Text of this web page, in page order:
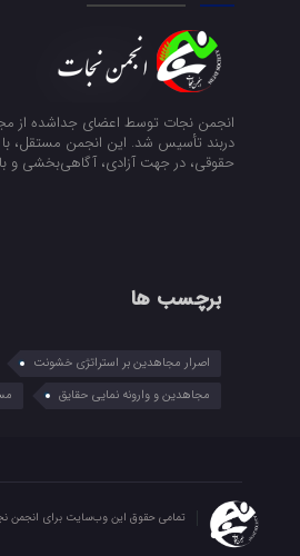
انجمن نجات توسط اعضای جداشده از
دربند تأسیس شد. این انجمن مستقل،
حقوقی، در جهت آزادی، آگاهی‌بخشی و
برچسب ها
اصرار مجاهدین بر استراتژی خشونت
مجاهدین و وارونه نمایی حقایق
تمامی حقوق این وب‌سایت برای انجمن